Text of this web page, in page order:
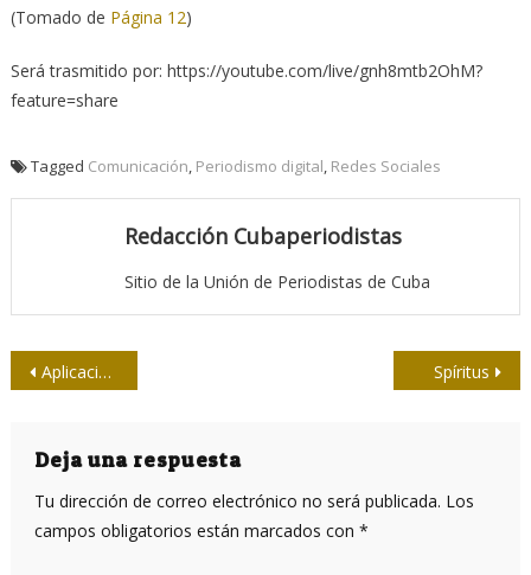
(Tomado de Página 12)
Será trasmitido por: https://youtube.com/live/gnh8mtb2OhM?
feature=share
Tagged Comunicación, Periodismo digital, Redes Sociales
Redacción Cubaperiodistas
Sitio de la Unión de Periodistas de Cuba
Navegación
entradas
Aplicaciones de la realidad aumentada: ver a través de los muros Spíritus
Deja una respuesta
Tu dirección de correo electrónico no será publicada. Los
campos obligatorios están marcados con *